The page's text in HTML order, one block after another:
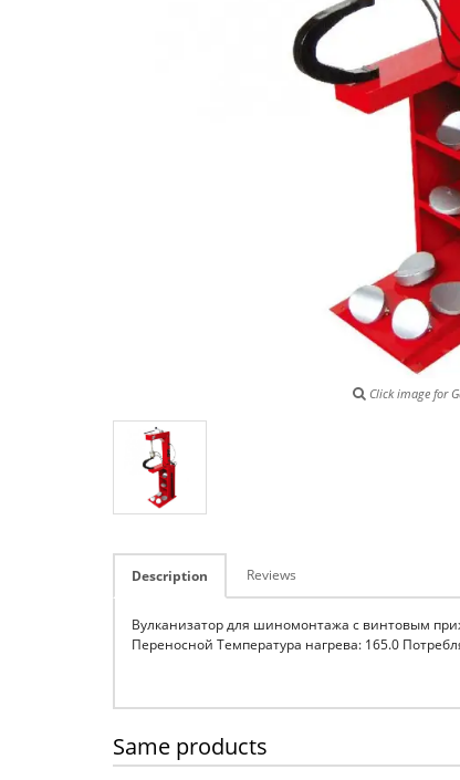
Click image for
Description Reviews
Вулканизатор для шиномонтажа с винтовым
Переносной Температура нагрева: 165.0
Same products